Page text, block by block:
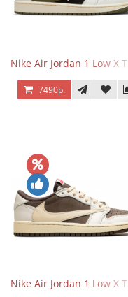
Nike Air Jordan 1 Low X
7490р.
Nike Air Jordan 1 Low X